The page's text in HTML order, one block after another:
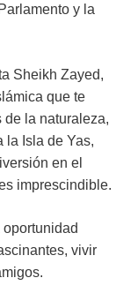
y la
Sheikh Zayed,
que te
de la naturaleza,
la Isla de Yas,
en el
imprescindible.
vivir